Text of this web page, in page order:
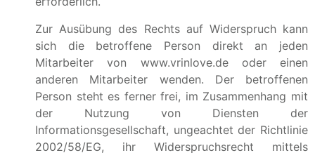
Zur Ausübung des Rechts auf Widerspruch kann
sich die betroffene Person direkt an jeden
Mitarbeiter von www.vrinlove.de oder einen
anderen Mitarbeiter wenden. Der betroffenen
Person steht es ferner frei, im Zusammenhang mit
der Nutzung von Diensten der
Informationsgesellschaft, ungeachtet der Richtlinie
2002/58/EG, ihr Widerspruchsrecht mittels